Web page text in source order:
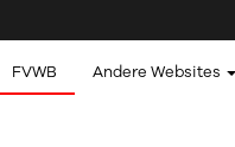
FVWB Andere Websites